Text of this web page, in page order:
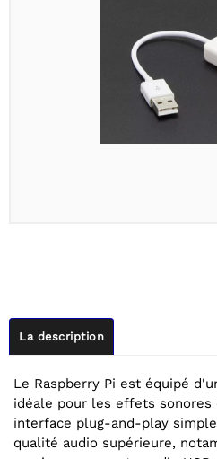
La description
Le Raspberry Pi est équipé
idéale pour les effets sonores
interface plug-and-play
qualité audio supérieure,